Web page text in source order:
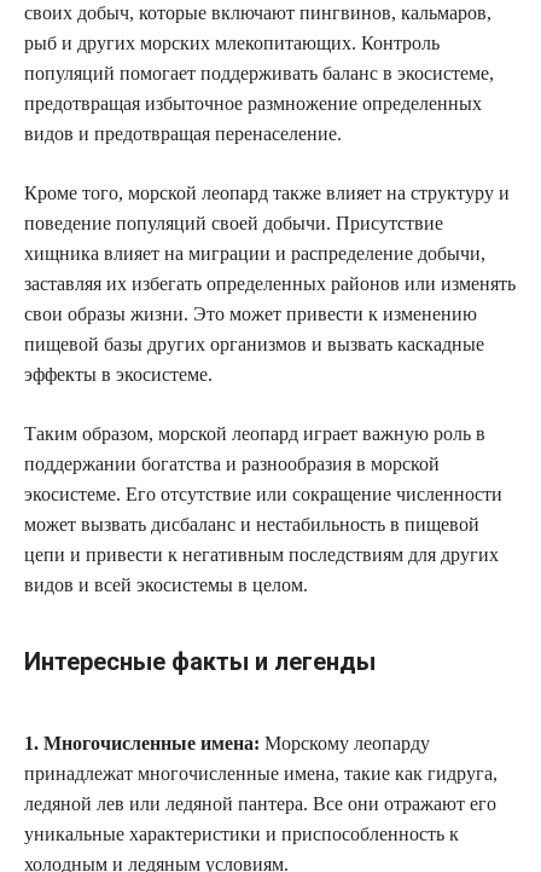
своих добыч, которые включают пингвинов, кальмаров,
рыб и других морских млекопитающих. Контроль
популяций помогает поддерживать баланс в экосистеме,
предотвращая избыточное размножение определенных
видов и предотвращая перенаселение.
Кроме того, морской леопард также влияет на структуру и
поведение популяций своей добычи. Присутствие
хищника влияет на миграции и распределение добычи,
заставляя их избегать определенных районов или изменять
свои образы жизни. Это может привести к изменению
пищевой базы других организмов и вызвать каскадные
эффекты в экосистеме.
Таким образом, морской леопард играет важную роль в
поддержании богатства и разнообразия в морской
экосистеме. Его отсутствие или сокращение численности
может вызвать дисбаланс и нестабильность в пищевой
цепи и привести к негативным последствиям для других
видов и всей экосистемы в целом.
Интересные факты и легенды
1. Многочисленные имена: Морскому леопарду
принадлежат многочисленные имена, такие как гидруга,
ледяной лев или ледяной пантера. Все они отражают его
уникальные характеристики и приспособленность к
холодным и ледяным условиям.